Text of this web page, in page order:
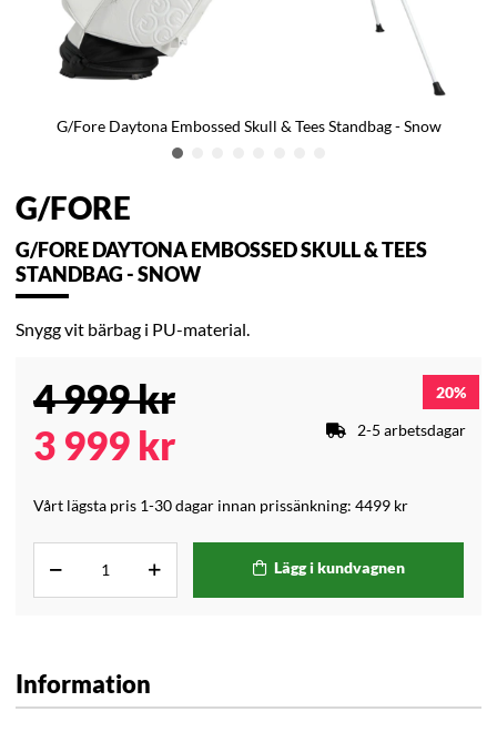
G/Fore Daytona Embossed Skull & Tees Standbag - Snow
G/FORE
G/FORE DAYTONA EMBOSSED SKULL & TEES
STANDBAG - SNOW
Snygg vit bärbag i PU-material.
4 999kr
3 999 kr
Vårt lägsta pris 1-30 dagar innan prissänkning: 4499 kr
20
2-5 arbetsdagar
Lägg i kundvagnen
Information